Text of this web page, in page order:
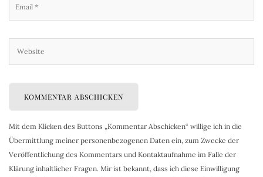
Mit dem Klicken des Buttons „Kommentar Abschicken“ willige ich in die
Übermittlung meiner personenbezogenen Daten ein, zum Zwecke der
Veröffentlichung des Kommentars und Kontaktaufnahme im Falle der
Klärung inhaltlicher Fragen. Mir ist bekannt, dass ich diese Einwilligung